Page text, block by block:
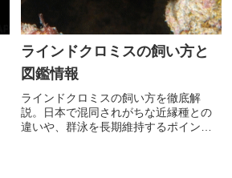
ラインドクロミスの飼い方と
図鑑情報
ラインドクロミスの飼い方を徹底解
説。日本で混同されがちな近縁種との
違いや、群泳を長期維持するポイント